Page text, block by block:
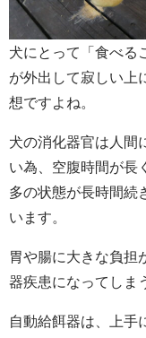
犬にとって「食べる
が外出して寂しい上
想ですよね。
犬の消化器官は人間
い為、空腹時間が長
多の状態が長時間続
います。
胃や腸に大きな負担
器疾患になってしま
自動給餌器は、上手